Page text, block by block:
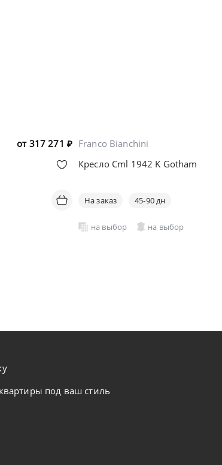
от 317 271 ₽ Franco Bianchini
Кресло Cml 1942 K Gotham
На заказ 45-90 дн
на выбор на выбор
под ваш стиль